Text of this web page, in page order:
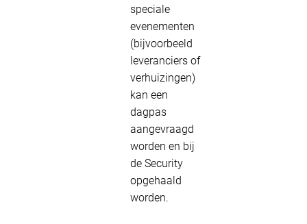
speciale
evenementen
(bijvoorbeeld
leveranciers of
verhuizingen)
kan een
dagpas
aangevraagd
worden en bij
de Security
opgehaald
worden.